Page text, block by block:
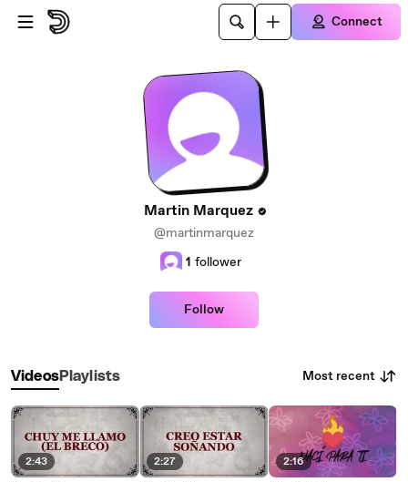
Skip to main content
Connect
Martin Marquez
@martinmarquez
1 follower
Follow
VideosPlaylists Most recent
2:43 2:27 2:16